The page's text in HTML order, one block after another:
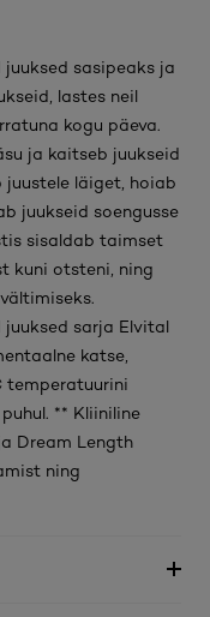
sasipeaks ja
lastes neil
kogu päeva.
ja kaitseb juukseid
juustele läiget, hoiab
juukseid soengusse
sisaldab taimset
kuni otsteni, ning
sarja Elvital
katse,
temperatuurini
** Kliiniline
Dream Length
ning